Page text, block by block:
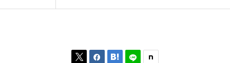
  